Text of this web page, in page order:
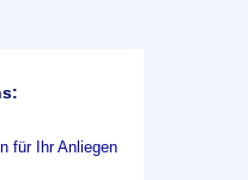
für Ihr Anliegen